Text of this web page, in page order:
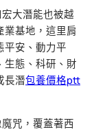
大潛能也被越
業基地，這里肩
平安、動力平
生態、科研、財
長潛包養價格ptt
咒，覆蓋著西